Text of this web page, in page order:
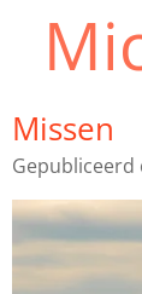
direct
hoofdinhoud
Missen
Gepubliceerd